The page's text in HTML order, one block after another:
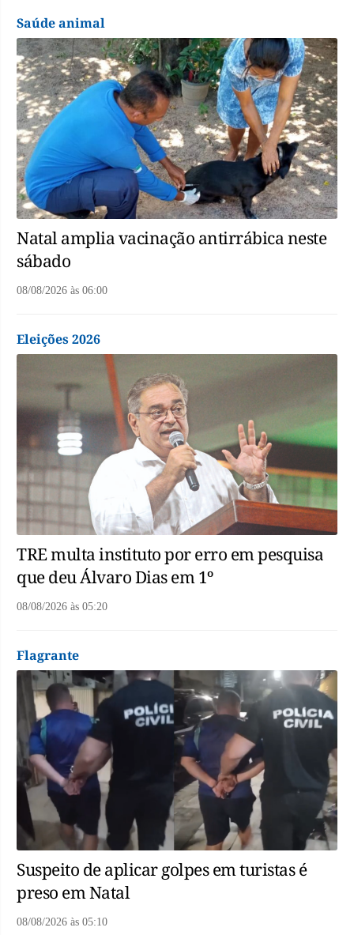
Saúde animal
Natal amplia vacinação antirrábica neste
sábado
08/08/2026 às 06:00
Eleições 2026
TRE multa instituto por erro em pesquisa
que deu Álvaro Dias em 1º
08/08/2026 às 05:20
Flagrante
Suspeito de aplicar golpes em turistas é
preso em Natal
08/08/2026 às 05:10